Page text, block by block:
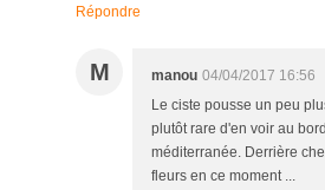
Répondre
M manou 04/04/2017 16:56
Le ciste pousse un peu
plutôt rare d'en voir au
méditerranée. Derrière
fleurs en ce moment ...